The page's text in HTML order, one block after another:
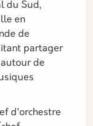
du Sud,
en
de
partager
de
d'orchestre